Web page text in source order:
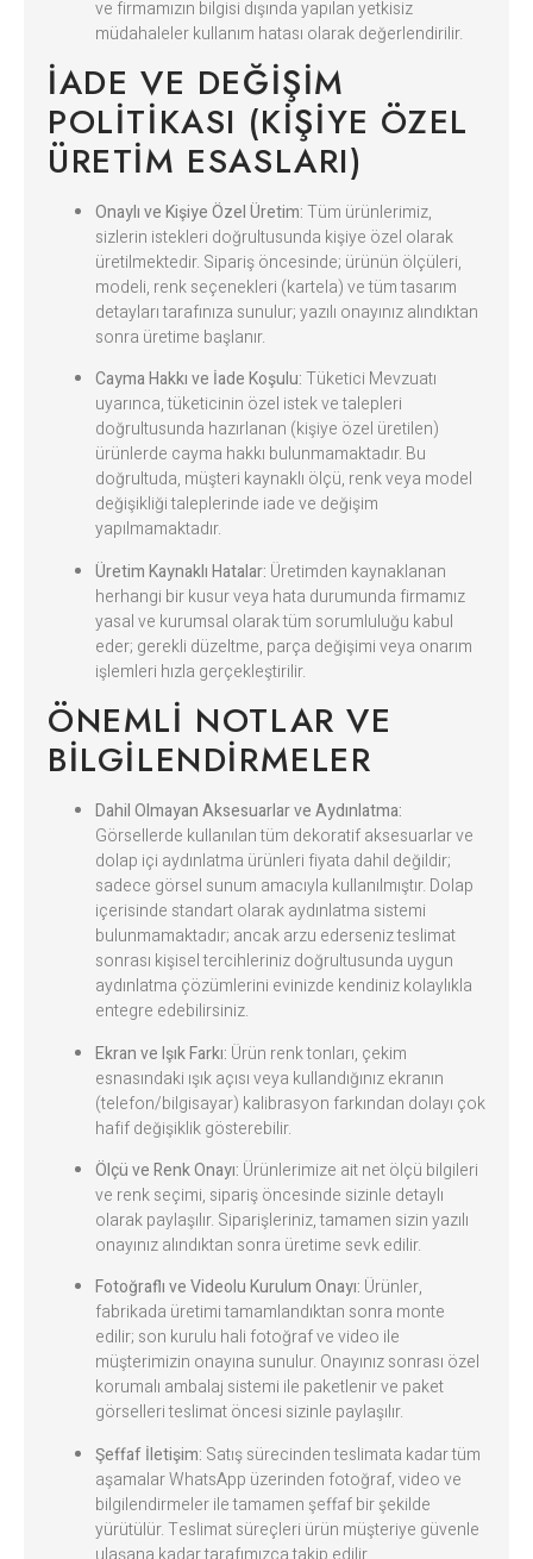
ve firmamızın bilgisi dışında yapılan yetkisiz
müdahaleler kullanım hatası olarak değerlendirilir.
İADE VE DEĞIŞIM
POLITIKASI (KIŞIYE ÖZEL
ÜRETIM ESASLARI)
Onaylı ve Kişiye Özel Üretim:Tüm ürünlerimiz,
sizlerin istekleri doğrultusunda kişiye özel olarak
üretilmektedir. Sipariş öncesinde; ürünün ölçüleri,
modeli, renk seçenekleri (kartela) ve tüm tasarım
detayları tarafınıza sunulur; yazılı onayınız alındıktan
sonra üretime başlanır.
Cayma Hakkı ve İade Koşulu:Tüketici Mevzuatı
uyarınca, tüketicinin özel istek ve talepleri
doğrultusunda hazırlanan (kişiye özel üretilen)
ürünlerde cayma hakkı bulunmamaktadır. Bu
doğrultuda, müşteri kaynaklı ölçü, renk veya model
değişikliği taleplerinde iade ve değişim
yapılmamaktadır.
Üretim Kaynaklı Hatalar: Üretimden kaynaklanan
herhangi bir kusur veya hata durumunda firmamız
yasal ve kurumsal olarak tüm sorumluluğu kabul
eder; gerekli düzeltme, parça değişimi veya onarım
işlemleri hızla gerçekleştirilir.
ÖNEMLI NOTLAR VE
BILGILENDIRMELER
Dahil Olmayan Aksesuarlar ve Aydınlatma:
Görsellerde kullanılan tüm dekoratif aksesuarlar ve
dolap içi aydınlatma ürünleri fiyata dahil değildir;
sadece görsel sunum amacıyla kullanılmıştır. Dolap
içerisinde standart olarak aydınlatma sistemi
bulunmamaktadır; ancak arzu ederseniz teslimat
sonrası kişisel tercihleriniz doğrultusunda uygun
aydınlatma çözümlerini evinizde kendiniz kolaylıkla
entegre edebilirsiniz.
Ekran ve Işık Farkı: Ürün renk tonları, çekim
esnasındaki ışık açısı veya kullandığınız ekranın
(telefon/bilgisayar) kalibrasyon farkından dolayı çok
hafif değişiklik gösterebilir.
Ölçü ve Renk Onayı: Ürünlerimize ait net ölçü bilgileri
ve renk seçimi, sipariş öncesinde sizinle detaylı
olarak paylaşılır. Siparişleriniz, tamamen sizin yazılı
onayınız alındıktan sonra üretime sevk edilir.
Fotoğraflı ve Videolu Kurulum Onayı: Ürünler,
fabrikada üretimi tamamlandıktan sonra monte
edilir; son kurulu hali fotoğraf ve video ile
müşterimizin onayına sunulur. Onayınız sonrası özel
korumalı ambalaj sistemi ile paketlenir ve paket
görselleri teslimat öncesi sizinle paylaşılır.
Şeffaf İletişim: Satış sürecinden teslimata kadar tüm
aşamalar WhatsApp üzerinden fotoğraf, video ve
bilgilendirmeler ile tamamen şeffaf bir şekilde
yürütülür. Teslimat süreçleri ürün müşteriye güvenle